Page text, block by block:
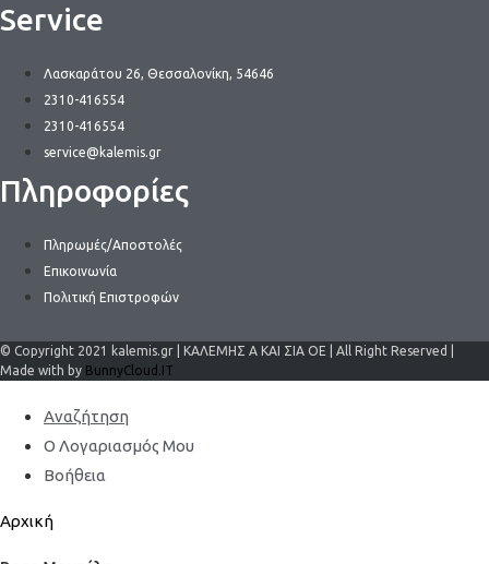
Service
Λασκαράτου 26, Θεσσαλονίκη, 54646
2310-416554
2310-416554
service@kalemis.gr
Πληροφορίες
Πληρωμές/Αποστολές
Επικοινωνία
Πολιτική Επιστροφών
© Copyright 2021 kalemis.gr | ΚΑΛΕΜΗΣ Α ΚΑΙ ΣΙΑ ΟΕ | All Right Reserved |
Made with by BunnyCloud.IT
Αναζήτηση
Ο Λογαριασμός Μου
Βοήθεια
Αρχική